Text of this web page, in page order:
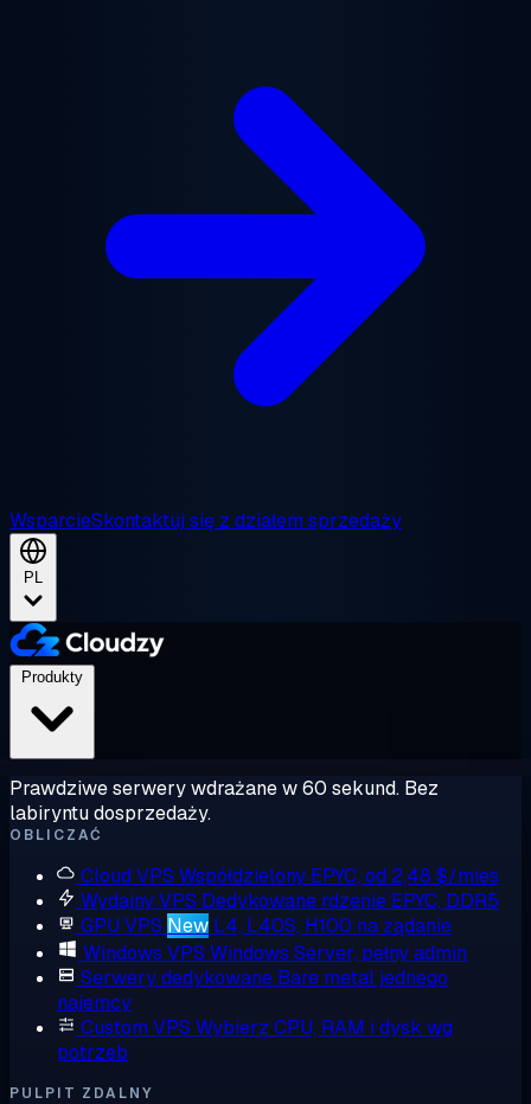
WsparcieSkontaktuj się z działem sprzedaży
PL
Prawdziwe serwery wdrażane w 60 sekund. Bez
labiryntu dosprzedaży.
OBLICZAĆ
Cloud VPS Współdzielony EPYC, od 2,48 $/mies
Wydajny VPS Dedykowane rdzenie EPYC, DDR5
GPU VPS New L4, L40S, H100 na żądanie
Windows VPS Windows Server, pełny admin
Serwery dedykowane Bare metal jednego
najemcy
Custom VPS Wybierz CPU, RAM i dysk wg
potrzeb
PULPIT ZDALNY